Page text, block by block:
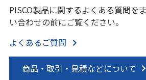
PISCO製品に関するよくある質問を
い合わせの前にご覧ください。
よくあるご質問
商品・取引・見積などについて